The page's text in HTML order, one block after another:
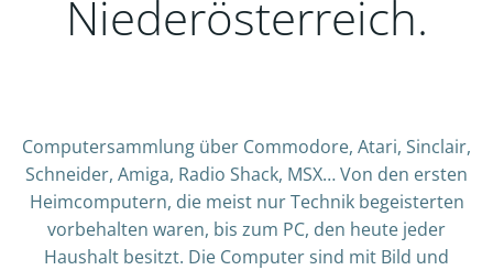
Niederösterreich.
Computersammlung über Commodore, Atari, Sinclair,
Schneider, Amiga, Radio Shack, MSX… Von den ersten
Heimcomputern, die meist nur Technik begeisterten
vorbehalten waren, bis zum PC, den heute jeder
Haushalt besitzt. Die Computer sind mit Bild und